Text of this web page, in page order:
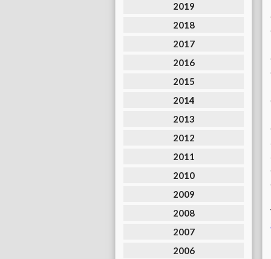
2019
2018
2017
2016
2015
2014
2013
2012
2011
2010
2009
2008
2007
2006